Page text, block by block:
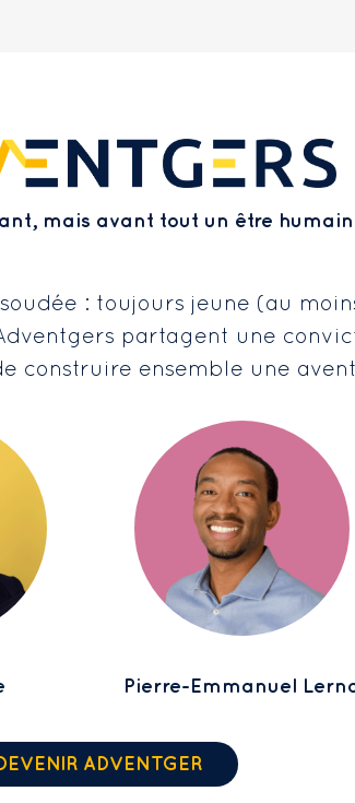
mais avant tout un être
: toujours jeune (au
partagent une
construire ensemble une
Pierre-Emmanuel
DEVENIR ADVENTGER